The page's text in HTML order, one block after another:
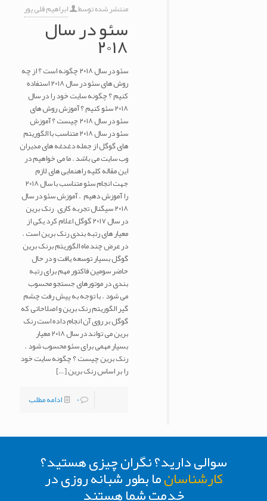
منتشر شده توسط ابراهیم قلی پور
سئو در سال
۲۰۱۸
سئو در سال ۲۰۱۸ چگونه است ؟ از چه
روش های سئو در سال ۲۰۱۸ استفاده
کنیم ؟ چگونه سایت خود را در سال
۲۰۱۸ سئو کنیم ؟ آموزش روش های
سئو در سال ۲۰۱۸ چیست ؟ آموزش
سئو در سال ۲۰۱۸ متناسب با الگوریتم
های گوگل از جمله دغدغه های مدیران
وب سایت می باشد . ما می خواهیم در
این مقاله کلیه راهنمایی های لازم
جهت انجام سئو متناسب با سال ۲۰۱۸
را آموزش دهیم . آموزش سئو در سال
۲۰۱۸ سیگنال تجربه کاری – رنک برین
در سال ۲۰۱۷ گوگل اعلام کرد یکی از
معیار های رتبه بندی رنک برین است .
در عرض چند ماه الگوریتم برنک برین
گوگل بسیار توسعه یافت و در حال
حاضر سومین فاکتور مهم برای رتبه
بندی در موتورهای جستجو محسوب
می شود . با توجه به پیش رفت چشم
گیر الگوریتم رنک برین و اصلاحاتی که
گوگل بر روی آن انجام داده است رنک
برین می تواند در سال ۲۰۱۸ معیار
بسیار مهمی برای سئو محسوب شود .
رنک برین چیست ؟ چگونه سایت خود
را بر اساس رنک برین[…]
0
ادامه مطلب
سوالی دارید؟ نگران چیزی هستید؟
کارشناسانما بطور شبانه روزی در
خدمت شما هستند